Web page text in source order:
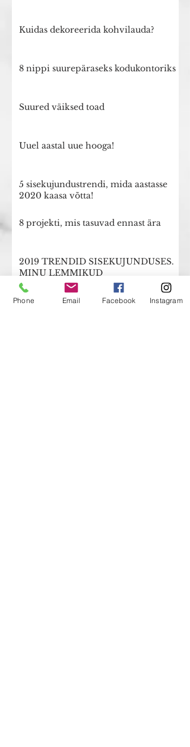
Kuidas dekoreerida kohvilauda?
8 nippi suurepäraseks kodukontoriks
Suured väiksed toad
Uuel aastal uue hooga!
5 sisekujundustrendi, mida aastasse
2020 kaasa võtta!
8 projekti, mis tasuvad ennast ära
2019 TRENDID SISEKUJUNDUSES.
MINU LEMMIKUD
5 asja, mille peale ostjad minema
Phone Email Facebook Instagram